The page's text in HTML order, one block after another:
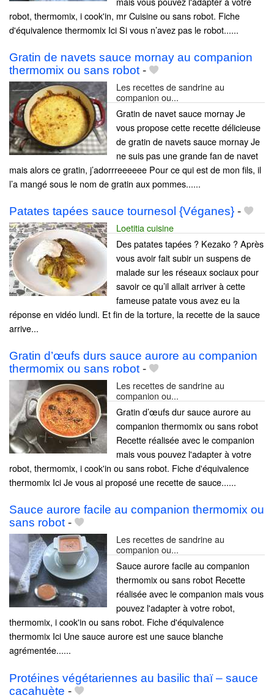
robot, thermomix, i cook'in, mr Cuisine ou sans robot. Fiche
d'équivalence thermomix Ici Si vous n’avez pas le robot......
Gratin de navets sauce mornay au companion
thermomix ou sans robot -
Les recettes de sandrine au
companion ou...
Gratin de navet sauce mornay Je
vous propose cette recette délicieuse
de gratin de navets sauce mornay Je
ne suis pas une grande fan de navet
mais alors ce gratin, j’adorrreeeeee Pour ce qui est de mon fils, il
l’a mangé sous le nom de gratin aux pommes......
Patates tapées sauce tournesol {Véganes} -
Loetitia cuisine
Des patates tapées ? Kezako ? Après
vous avoir fait subir un suspens de
malade sur les réseaux sociaux pour
savoir ce qu’il allait arriver à cette
fameuse patate vous avez eu la
réponse en vidéo lundi. Et fin de la torture, la recette de la sauce
arrive...
Gratin d’œufs durs sauce aurore au companion
thermomix ou sans robot -
Les recettes de sandrine au
companion ou...
Gratin d’œufs dur sauce aurore au
companion thermomix ou sans robot
Recette réalisée avec le companion
mais vous pouvez l'adapter à votre
robot, thermomix, i cook'in ou sans robot. Fiche d'équivalence
thermomix Ici Je vous ai proposé une recette de sauce......
Sauce aurore facile au companion thermomix ou
sans robot-
Les recettes de sandrine au
companion ou...
Sauce aurore facile au companion
thermomix ou sans robot Recette
réalisée avec le companion mais vous
pouvez l'adapter à votre robot,
thermomix, i cook'in ou sans robot. Fiche d'équivalence
thermomix Ici Une sauce aurore est une sauce blanche
agrémentée......
Protéines végétariennes au basilic thaï – sauce
cacahuète -